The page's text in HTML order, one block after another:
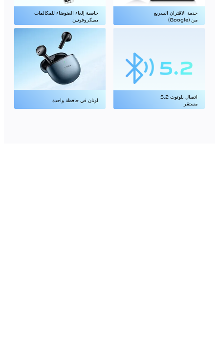
خاصية إلغاء الضوضاء للمكالمات
بميكروفونين
خدمة الاقتران السريع
من (Google)
لونان في حافظة واحدة
اتصال بلوتوث 5.2
مستقر